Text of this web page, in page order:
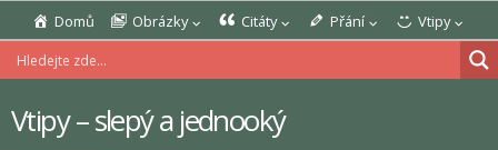
Domů Obrázky Citáty Přání Vtipy
Vtipy – slepý a jednooký